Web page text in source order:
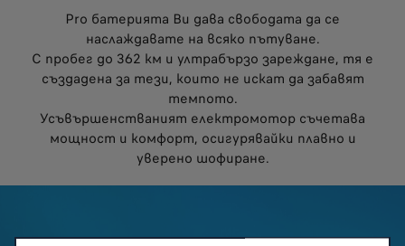
Pro батерията Ви дава свободата да се
наслаждавате на всяко пътуване.
С пробег до 362 км и ултрабързо зареждане, тя е
създадена за тези, които не искат да забавят
темпото.
Усъвършенстваният електромотор съчетава
мощност и комфорт, осигурявайки плавно и
уверено шофиране.